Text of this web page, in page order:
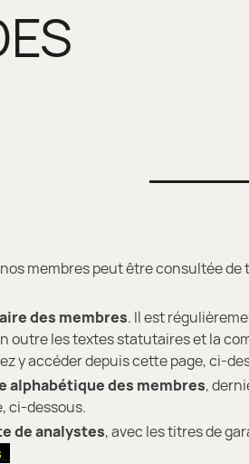
membres peut être consultée de
des membres. Il est
outre les textes statutaires et la
y accéder depuis cette page, ci-
alphabétique des membres,
ci-dessous.
de analystes, avec les titres de